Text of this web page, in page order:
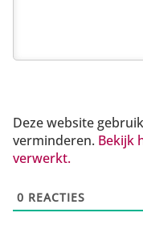
Deze website
verminderen. Bekijk
verwerkt.
0 REACTIES